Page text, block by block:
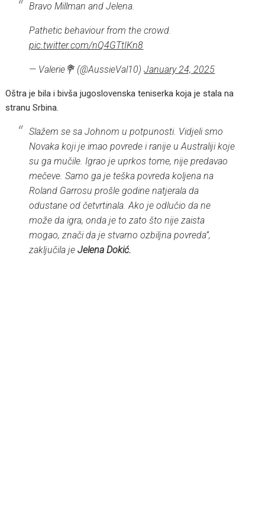
Bravo Millman and Jelena.
Pathetic behaviour from the crowd.
pic.twitter.com/nQ4GTtIKn8
— Valerie💐 (@AussieVal10)January 24, 2025
Oštra je bila i bivša jugoslovenska teniserka koja je stala na
stranu Srbina.
Slažem se sa Johnom u potpunosti. Vidjeli smo
Novaka koji je imao povrede i ranije u Australiji koje
su ga mučile. Igrao je uprkos tome, nije predavao
mečeve. Samo ga je teška povreda koljena na
Roland Garrosu prošle godine natjerala da
odustane od četvrtinala. Ako je odlučio da ne
može da igra, onda je to zato što nije zaista
mogao, znači da je stvarno ozbiljna povreda”,
zaključila jeJelena Dokić.